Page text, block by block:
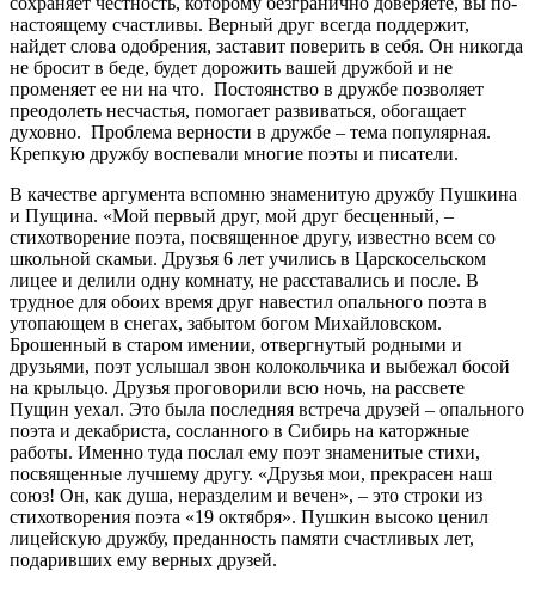
настоящему счастливы. Верный друг всегда поддержит,
найдет слова одобрения, заставит поверить в себя. Он никогда
не бросит в беде, будет дорожить вашей дружбой и не
променяет ее ни на что. Постоянство в дружбе позволяет
преодолеть несчастья, помогает развиваться, обогащает
духовно. Проблема верности в дружбе – тема популярная.
Крепкую дружбу воспевали многие поэты и писатели.
В качестве аргумента вспомню знаменитую дружбу Пушкина
и Пущина. «Мой первый друг, мой друг бесценный, –
стихотворение поэта, посвященное другу, известно всем со
школьной скамьи. Друзья 6 лет учились в Царскосельском
лицее и делили одну комнату, не расставались и после. В
трудное для обоих время друг навестил опального поэта в
утопающем в снегах, забытом богом Михайловском.
Брошенный в старом имении, отвергнутый родными и
друзьями, поэт услышал звон колокольчика и выбежал босой
на крыльцо. Друзья проговорили всю ночь, на рассвете
Пущин уехал. Это была последняя встреча друзей – опального
поэта и декабриста, сосланного в Сибирь на каторжные
работы. Именно туда послал ему поэт знаменитые стихи,
посвященные лучшему другу. «Друзья мои, прекрасен наш
союз! Он, как душа, неразделим и вечен», – это строки из
стихотворения поэта «19 октября». Пушкин высоко ценил
лицейскую дружбу, преданность памяти счастливых лет,
подаривших ему верных друзей.